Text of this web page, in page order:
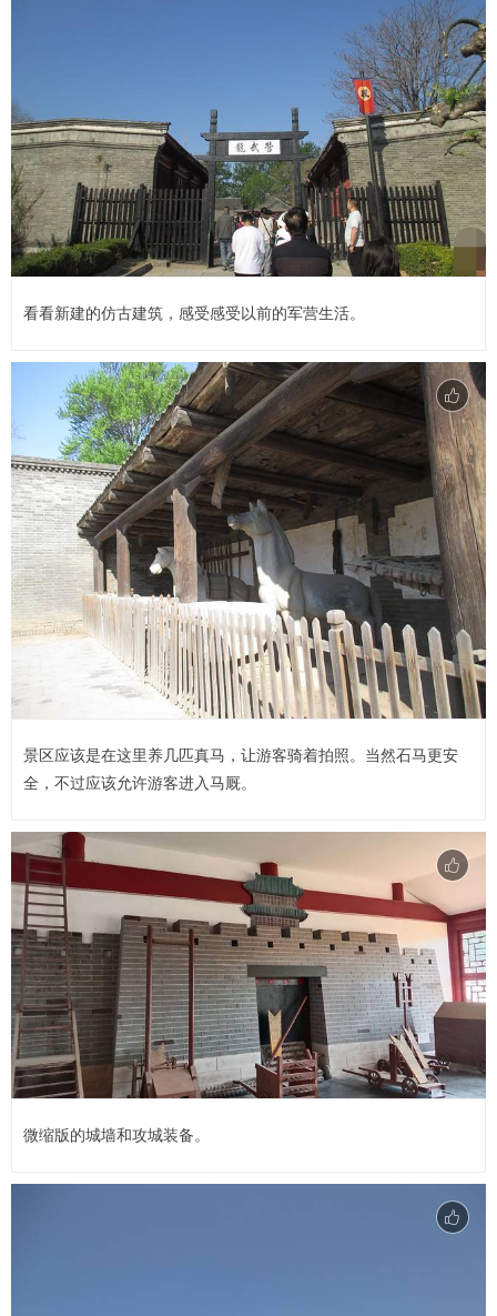
看看新建的仿古建筑，感受感受以前的军营生活。
景区应该是在这里养几匹真马，让游客骑着拍照。当然石马更安
全，不过应该允许游客进入马厩。
微缩版的城墙和攻城装备。